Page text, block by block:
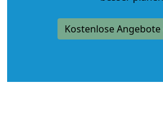
Kostenlose